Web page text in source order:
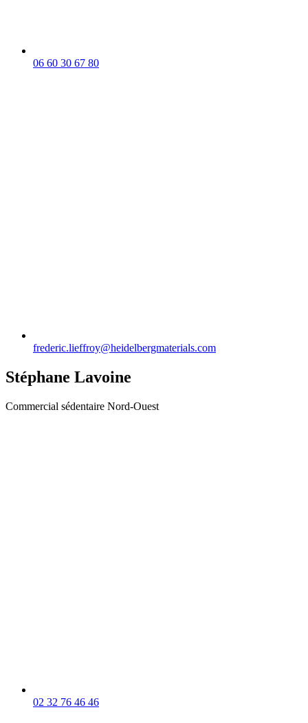
06 60 30 67 80
frederic.lieffroy​@heidelbergmaterials.com
Stéphane Lavoine
Commercial sédentaire Nord-Ouest
02 32 76 46 46